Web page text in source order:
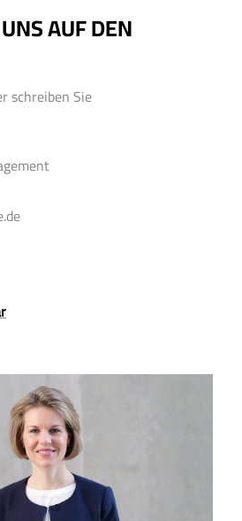
AUF DEN
schreiben Sie